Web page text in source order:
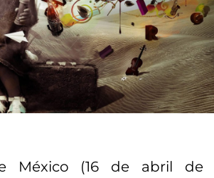
México (16 de abril de